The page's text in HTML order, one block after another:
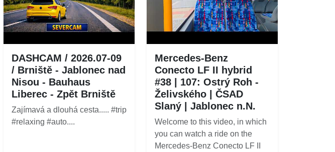
DASHCAM / 2026.07-09
/ Brniště - Jablonec nad
Nisou - Bauhaus
Liberec - Zpět Brniště
Zajímavá a dlouhá cesta..... #trip
#relaxing #auto....
Mercedes-Benz
Conecto LF II hybrid
#38 | 107: Ostrý Roh -
Želivského | ČSAD
Slaný | Jablonec n.N.
Welcome to this video, in which
you can watch a ride on the
Mercedes-Benz Conecto LF II